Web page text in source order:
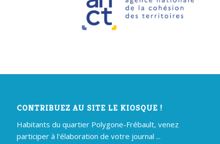
CONTRIBUEZ AU SITE LE KIOSQUE !
Habitants du quartier Polygone-Frébault, venez
participer à l'élaboration de votre journal ...